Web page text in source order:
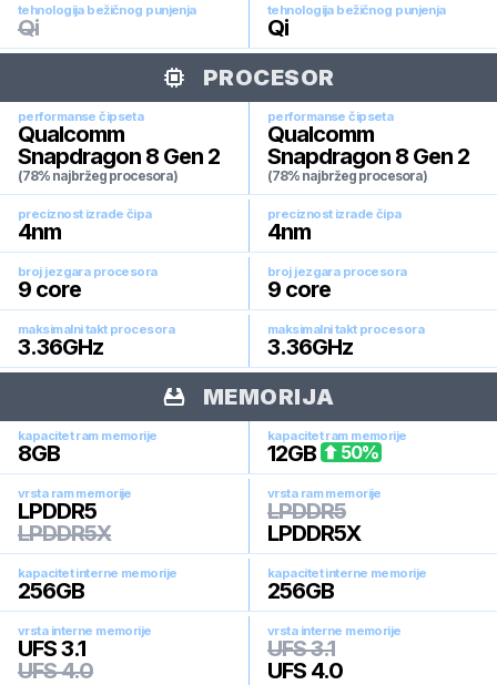
tehnologija bežičnog punjenja
Qi
tehnologija bežičnog punjenja
Qi
PROCESOR
performanse čipseta
Qualcomm
Snapdragon 8 Gen 2
(78% najbržeg procesora)
performanse čipseta
Qualcomm
Snapdragon 8 Gen 2
(78% najbržeg procesora)
preciznost izrade čipa
4nm
preciznost izrade čipa
4nm
broj jezgara procesora
9 core
broj jezgara procesora
9 core
maksimalni takt procesora
3.36GHz
maksimalni takt procesora
3.36GHz
MEMORIJA
kapacitet ram memorije
8GB
kapacitet ram memorije
12GB 50%
vrsta ram memorije
LPDDR5
LPDDR5X
vrsta ram memorije
LPDDR5
LPDDR5X
kapacitet interne memorije
256GB
kapacitet interne memorije
256GB
vrsta interne memorije
UFS 3.1
UFS 4.0
vrsta interne memorije
UFS 3.1
UFS 4.0